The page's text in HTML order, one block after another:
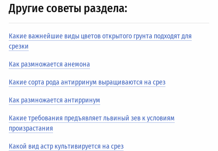
Другие советы раздела:
Какие важнейшие виды цветов открытого грунта подходят для
срезки
Как размножается анемона
Какие сорта рода антирринум выращиваются на срез
Как размножается антирринум
Какие требования предъявляет львиный зев к условиям
произрастания
Какой вид астр культивируется на срез